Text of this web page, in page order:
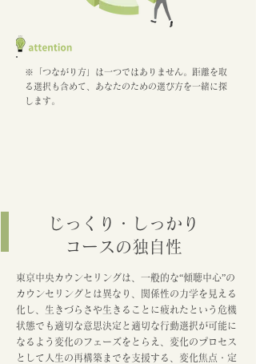
※「つながり方」は一つではありません。距離を取
る選択も含めて、あなたのための選び方を一緒に探
します。
じっくり・しっかり
コースの独自性
東京中央カウンセリングは、一般的な“傾聴中心”の
カウンセリングとは異なり、関係性の力学を見える
化し、生きづらさや生きることに疲れたという危機
状態でも適切な意思決定と適切な行動選択が可能に
なるよう変化のフェーズをとらえ、変化のプロセス
として人生の再構築までを支援する、変化焦点・定